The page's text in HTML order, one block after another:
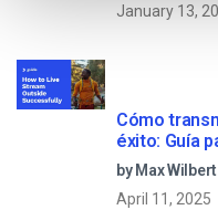
January 13,
Cómo
by Max Wilbert
April 11, 2025